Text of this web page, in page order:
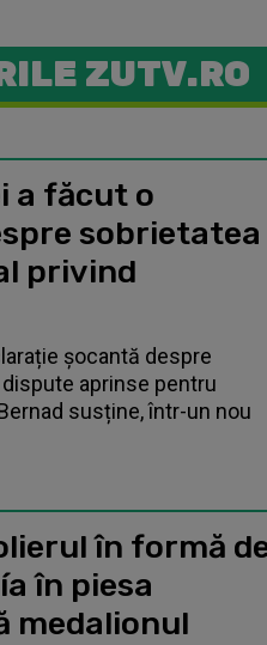
ZUTV.RO
a făcut o
sobrietatea
privind
șocantă despre
aprinse pentru
susține, într-un nou
în formă
în piesa
medalionul